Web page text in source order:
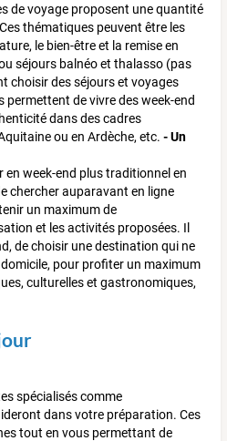
de voyage proposent une quantité
thématiques peuvent être les
le bien-être et la remise en
séjours balnéo et thalasso (pas
choisir des séjours et voyages
permettent de vivre des week-end
dans des cadres
ou en Ardèche, etc. - Un
week-end plus traditionnel en
chercher auparavant en ligne
un maximum de
et les activités proposées. Il
de choisir une destination qui ne
pour profiter un maximum
culturelles et gastronomiques,
spécialisés comme
dans votre préparation. Ces
tout en vous permettant de